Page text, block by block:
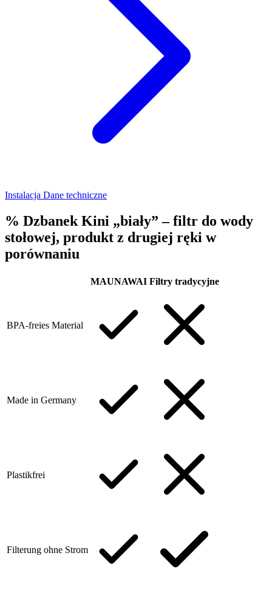
Instalacja Dane techniczne
% Dzbanek Kini „biały” – filtr do wody
stołowej, produkt z drugiej ręki w
porównaniu
MAUNAWAI Filtry tradycyjne
BPA-freies Material
Made in Germany
Plastikfrei
Filterung ohne Strom